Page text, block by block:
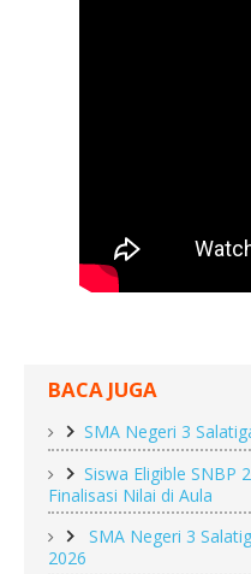
BACA JUGA
SMA Negeri 3
Siswa Eligible SNBP
Finalisasi Nilai di Aula
SMA Negeri 3
2026